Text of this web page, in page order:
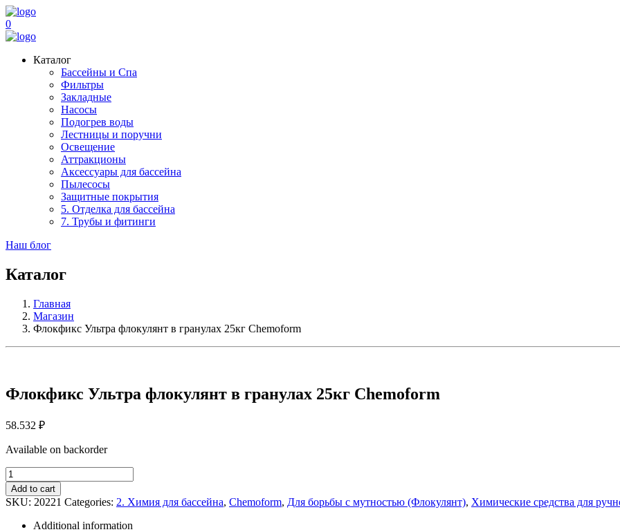
0
Каталог
Бассейны и Спа
Фильтры
Закладные
Насосы
Подогрев воды
Лестницы и поручни
Освещение
Аттракционы
Аксессуары для бассейна
Пылесосы
Защитные покрытия
5. Отделка для бассейна
7. Трубы и фитинги
Наш блог
Каталог
Главная
Магазин
Флокфикс Ультра флокулянт в гранулах 25кг Chemoform
Флокфикс Ультра флокулянт в гранулах 25кг Chemoform
58.532 ₽
Available on backorder
Флокфикс
Ультра
флокулянт
в
гранулах
Add to cart
SKU: 20221 Categories: 2. Химия для бассейна, Chemoform, Для борьбы с мутностью (Флокулянт), Химические средства для
Additional information